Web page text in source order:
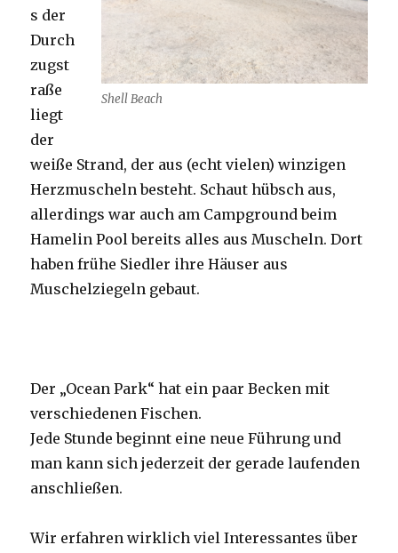
Shell Beach
s der
Durch
zugst
raße
liegt
der
weiße Strand, der aus (echt vielen) winzigen
Herzmuscheln besteht. Schaut hübsch aus,
allerdings war auch am Campground beim
Hamelin Pool bereits alles aus Muscheln. Dort
haben frühe Siedler ihre Häuser aus
Muschelziegeln gebaut.
Der „Ocean Park“ hat ein paar Becken mit
verschiedenen Fischen.
Jede Stunde beginnt eine neue Führung und
man kann sich jederzeit der gerade laufenden
anschließen.
Wir erfahren wirklich viel Interessantes über